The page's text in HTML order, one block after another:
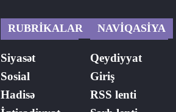
RUBRİKALAR
Siyasət
Sosial
Hadisə
NAVİQASİYA
Qeydiyyat
Giriş
RSS lenti